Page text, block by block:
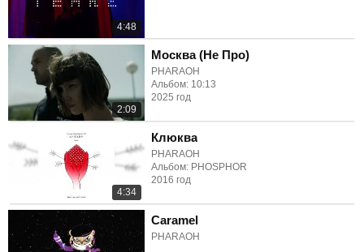
4:48
2:09
Москва (Не Про)
PHARAOH
Альбом: 10:13
2025 год
4:34
Клюква
PHARAOH
Альбом: PHOSPHOR
2016 год
Caramel
PHARAOH